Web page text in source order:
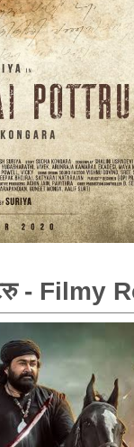
- Filmy